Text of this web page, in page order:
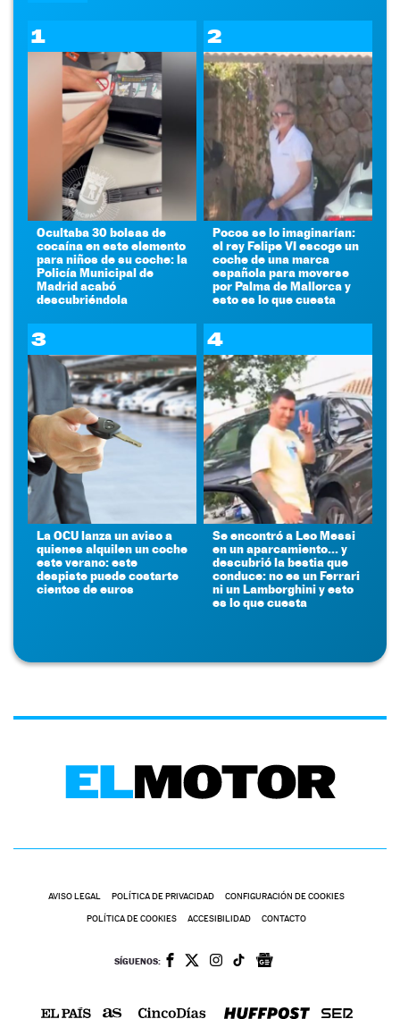
1
Ocultaba 30 bolsas de
cocaína en este elemento
para niños de su coche: la
Policía Municipal de
Madrid acabó
descubriéndola
2
Pocos se lo imaginarían:
el rey Felipe VI escoge un
coche de una marca
española para moverse
por Palma de Mallorca y
esto es lo que cuesta
3
La OCU lanza un aviso a
quienes alquilen un coche
este verano: este
despiste puede costarte
cientos de euros
4
Se encontró a Leo Messi
en un aparcamiento... y
descubrió la bestia que
conduce: no es un Ferrari
ni un Lamborghini y esto
es lo que cuesta
AVISO LEGAL POLÍTICA DE PRIVACIDAD CONFIGURACIÓN DE COOKIES
POLÍTICA DE COOKIES ACCESIBILIDAD CONTACTO
SÍGUENOS: